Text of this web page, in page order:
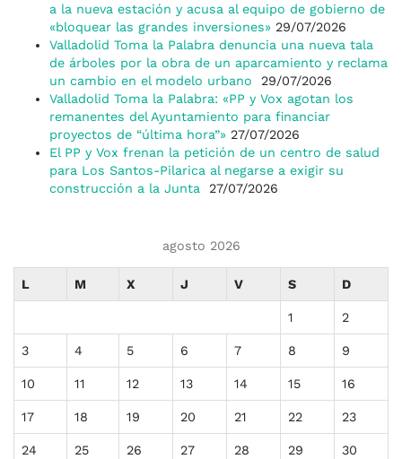
a la nueva estación y acusa al equipo de gobierno de
«bloquear las grandes inversiones» 29/07/2026
Valladolid Toma la Palabra denuncia una nueva tala
de árboles por la obra de un aparcamiento y reclama
un cambio en el modelo urbano
29/07/2026
Valladolid Toma la Palabra: «PP y Vox agotan los
remanentes del Ayuntamiento para financiar
proyectos de “última hora”» 27/07/2026
El PP y Vox frenan la petición de un centro de salud
para Los Santos-Pilarica al negarse a exigir su
construcción a la Junta
27/07/2026
agosto 2026
L M X J V S D
1 2
3 4 5 6 7 8 9
10 11 12 13 14 15 16
17 18 19 20 21 22 23
24 25 26 27 28 29 30